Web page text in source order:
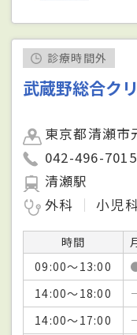
診療時間外
武蔵野総合ク
東京都清瀬市
042-496-7015
清瀬駅
外科
小児
時間
09:00～13:00
14:00～18:00
14:00～17:00